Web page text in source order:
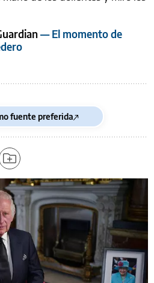
— El momento de
fuente preferida